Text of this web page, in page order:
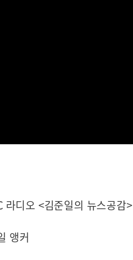
라디오 <김준일의 뉴스공감>
앵커